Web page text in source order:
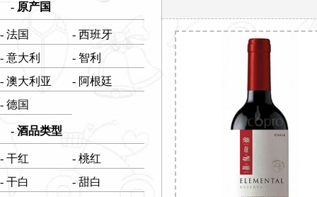
- 原产国
- 法国
- 西班牙
- 意大利
- 智利
- 澳大利亚
- 阿根廷
- 德国
- 酒品类型
- 干红
- 桃红
- 干白
- 甜白